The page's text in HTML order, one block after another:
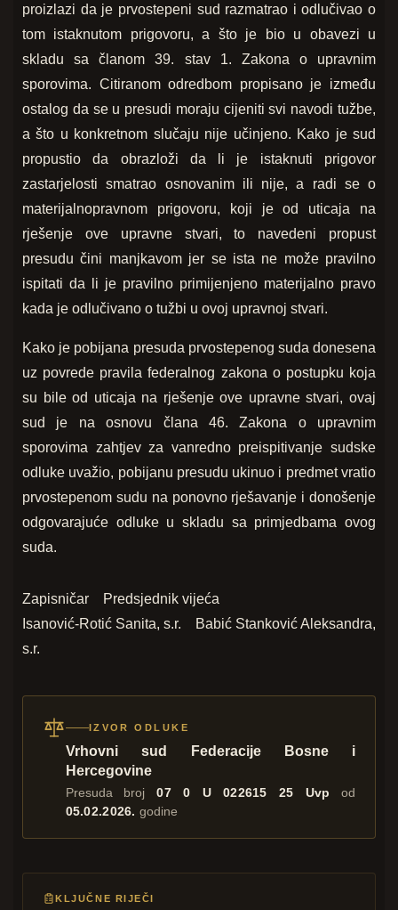
proizlazi da je prvostepeni sud razmatrao i odlučivao o
tom istaknutom prigovoru, a što je bio u obavezi u
skladu sa članom 39. stav 1. Zakona o upravnim
sporovima. Citiranom odredbom propisano je između
ostalog da se u presudi moraju cijeniti svi navodi tužbe,
a što u konkretnom slučaju nije učinjeno. Kako je sud
propustio da obrazloži da li je istaknuti prigovor
zastarjelosti smatrao osnovanim ili nije, a radi se o
materijalnopravnom prigovoru, koji je od uticaja na
rješenje ove upravne stvari, to navedeni propust
presudu čini manjkavom jer se ista ne može pravilno
ispitati da li je pravilno primijenjeno materijalno pravo
kada je odlučivano o tužbi u ovoj upravnoj stvari.
Kako je pobijana presuda prvostepenog suda donesena
uz povrede pravila federalnog zakona o postupku koja
su bile od uticaja na rješenje ove upravne stvari, ovaj
sud je na osnovu člana 46. Zakona o upravnim
sporovima zahtjev za vanredno preispitivanje sudske
odluke uvažio, pobijanu presudu ukinuo i predmet vratio
prvostepenom sudu na ponovno rješavanje i donošenje
odgovarajuće odluke u skladu sa primjedbama ovog
suda.
Zapisničar Predsjednik vijeća
Isanović-Rotić Sanita, s.r. Babić Stanković Aleksandra,
s.r.
IZVOR ODLUKE
Vrhovni sud Federacije Bosne i
Hercegovine
Presuda broj07 0 U 022615 25 Uvp od
05.02.2026. godine
KLJUČNE RIJEČI